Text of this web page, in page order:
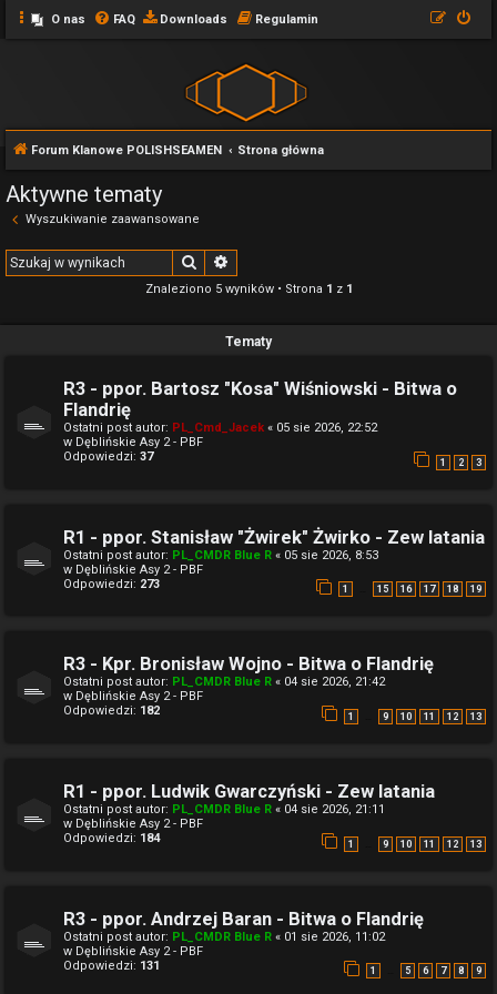
O nas FAQ Downloads Regulamin
Forum Klanowe POLISHSEAMEN Strona główna
Aktywne tematy
Wyszukiwanie zaawansowane
Szukaj
Znaleziono 5 wyników • Strona 1 z 1
Tematy
R3 - ppor. Bartosz "Kosa" Wiśniowski - Bitwa o
Flandrię
Ostatni post autor: PL_Cmd_Jacek « 05 sie 2026, 22:52
w Dęblińskie Asy 2 - PBF
Odpowiedzi: 37 1 2 3
R1 - ppor. Stanisław "Żwirek" Żwirko - Zew latania
Ostatni post autor: PL_CMDR Blue R « 05 sie 2026, 8:53
w Dęblińskie Asy 2 - PBF
Odpowiedzi: 273 1 15 16 17 18 19
R3 - Kpr. Bronisław Wojno - Bitwa o Flandrię
Ostatni post autor: PL_CMDR Blue R « 04 sie 2026, 21:42
w Dęblińskie Asy 2 - PBF
Odpowiedzi: 182 1 9 10 11 12 13
R1 - ppor. Ludwik Gwarczyński - Zew latania
Ostatni post autor: PL_CMDR Blue R « 04 sie 2026, 21:11
w Dęblińskie Asy 2 - PBF
Odpowiedzi: 184 1 9 10 11 12 13
R3 - ppor. Andrzej Baran - Bitwa o Flandrię
Ostatni post autor: PL_CMDR Blue R « 01 sie 2026, 11:02
w Dęblińskie Asy 2 - PBF
Odpowiedzi: 131 1 5 6 7 8 9